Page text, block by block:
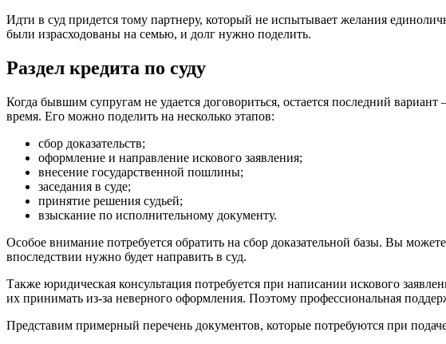
Идти в суд придется тому партнеру, который не испытывает желания
были израсходованы на семью, и долг нужно поделить.
Раздел кредита по суду
Когда бывшим супругам не удается договориться, остается последний
время. Его можно поделить на несколько этапов:
сбор доказательств;
оформление и направление искового заявления;
внесение государственной пошлины;
заседания в суде;
принятие решения судьей;
взыскание по исполнительному документу.
Особое внимание потребуется обратить на сбор доказательной базы. Вы
впоследствии нужно будет направить в суд.
Также юридическая консультация потребуется при написании искового
их принимать из-за неверного оформления. Поэтому профессиональная
Представим примерный перечень документов, которые потребуются при